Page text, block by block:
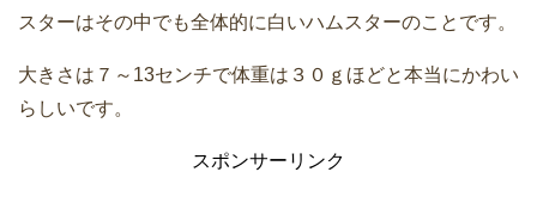
スターはその中でも全体的に白いハムスターのことです。
大きさは７～13センチで体重は３０ｇほどと本当にかわい
らしいです。
スポンサーリンク